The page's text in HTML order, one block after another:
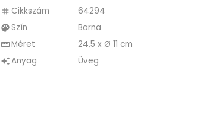
ápolás érdekében javasoljuk, hogy kerülje az
optikai fehérítők és öblítők használatát.
Űrtartalma 600 ml.
tag Cikkszám 64294
palette Szín Barna
straightenMéret 24,5 x Ø 11 cm
auto_awesomeAnyag Üveg